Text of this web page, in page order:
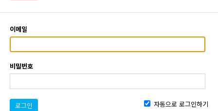
이메일
비밀번호
로그인 자동으로 로그인하기